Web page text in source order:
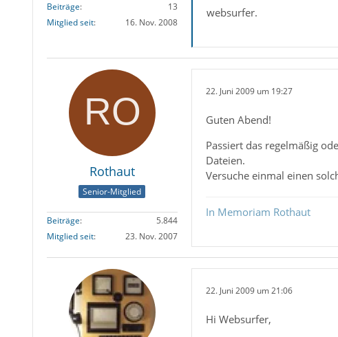
Beiträge
13
Mitglied seit
16. Nov. 2008
websurfer.
Rothaut
Senior-Mitglied
Beiträge
5.844
Mitglied seit
23. Nov. 2007
22. Juni 2009 um 19:27
Guten Abend!
Passiert das regelmäßig
Dateien.
Versuche einmal einen
In Memoriam Rothaut
22. Juni 2009 um 21:06
Hi Websurfer,